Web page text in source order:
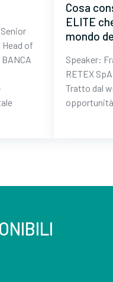
of
Cosa
ELITE
mondo
Speaker:
RETEX SpA
Tratto dal